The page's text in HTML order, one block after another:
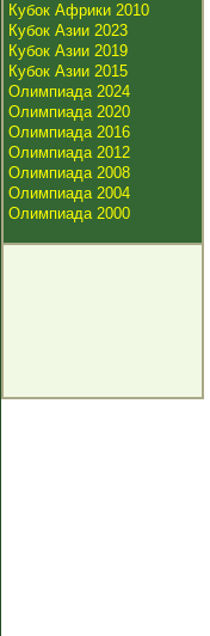
Кубок Африки 2010
Кубок Азии 2023
Кубок Азии 2019
Кубок Азии 2015
Олимпиада 2024
Олимпиада 2020
Олимпиада 2016
Олимпиада 2012
Олимпиада 2008
Олимпиада 2004
Олимпиада 2000